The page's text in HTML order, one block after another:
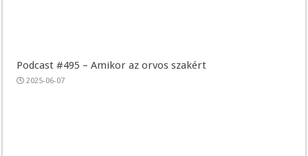
Podcast #495 – Amikor az orvos szakért
2025-06-07